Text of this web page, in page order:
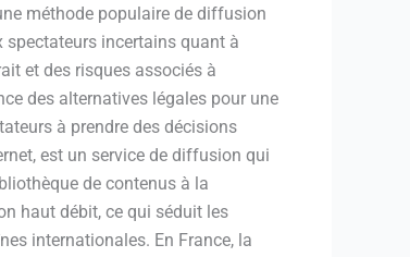
méthode populaire de diffusion
spectateurs incertains quant à
et des risques associés à
des alternatives légales pour une
à prendre des décisions
est un service de diffusion qui
de contenus à la
haut débit, ce qui séduit les
internationales. En France, la